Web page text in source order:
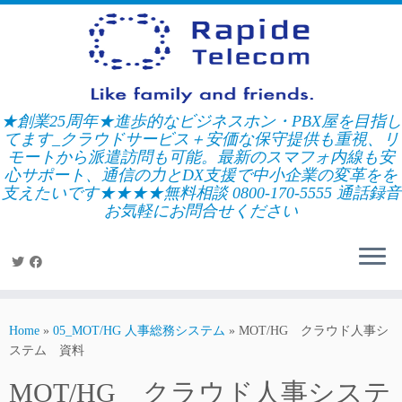
Skip
★創業25周年★進歩的なビジネスホン・PBX屋を目指し
てます_クラウドサービス＋安価な保守提供も重視、リ
モートから派遣訪問も可能。最新のスマフォ内線も安
心サポート、通信の力とDX支援で中小企業の変革をを
支えたいです★★★★無料相談 0800-170-5555 通話録音
お気軽にお問合せください
Home » 05_MOT/HG 人事総務システム » MOT/HG クラウド人事シ
ステム 資料
MOT/HG クラウド人事システ